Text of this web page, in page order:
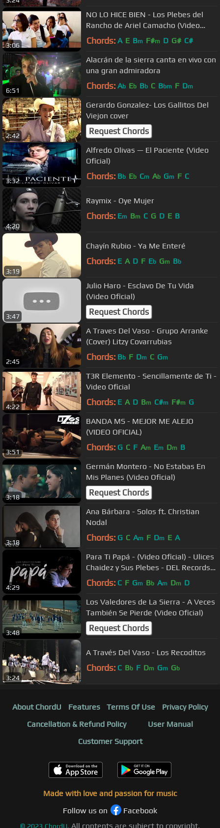
3:06
NO LO HICE BIEN - Los Plebes del
Rancho de Ariel Camacho (Video
Oficial) | DEL Records
Chords: A E Bm F#m D G# C#
6:51
Alacrán de la sierra canta en vivo con
una gran admiradora
Chords: Ab Eb Bb C Bbm F Dm
2:42
Gerardo Gonzalez- Los Gallitos Del
Viejon cover
Request Chords
3:32
Alfredo Olivas — El Paciente (Video
Oficial)
Chords: Bb Eb Cm Ab Gm F C
4:20
Raymix - Oye Mujer
Chords: Em Bm C G D E B
3:19
Chayín Rubio - Ya Me Enteré
Chords: E A D F Eb Gm Bb
3:47
Julio Haro - Esclavo De Tu Vida
(Video Oficial)
Request Chords
2:45
A Traves Del Vaso - Grupo Arranke
(Cover) Litzy Covarrubias
Chords: Bb F Dm C Gm
4:22
T3R Elemento - Sencillamente de Ti -
Video Oficial
Chords: E A D Bm C#m F#m G
3:51
BANDA MS - MEJOR ME ALEJO
(VIDEO OFICIAL)
Chords: G C F Am Em Dm B
3:18
Germán Montero - No Estabas En
Mis Planes (Video Oficial)
Request Chords
3:18
Ana Bárbara - Solos ft. Christian
Nodal
Chords: G C Am F Dm E A
4:29
Para Ti Papá - (Video Oficial) - Ulices
Chaidez y Sus Plebes - DEL Records
2018
Chords: C F Gm Bb Am Dm D
3:48
Los Valedores de La Sierra - A Veces
También Se Pierde (Video Oficial)
Request Chords
3:24
A Través Del Vaso - Los Recoditos
Chords: C Bb F Dm Gm Gb
About ChordU Features Terms Of Use
Privacy Policy
Cancellation & Refund Policy
User Manual
Customer Support
Made with love and passion for music
Follow us on
Facebook
© 2023 ChordU. All contents are subject to copyright,